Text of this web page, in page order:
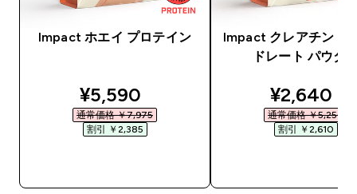
Impact ホエイ プロテイン
discounted price
¥5,590‎
通常価格 ￥7,975‎
割引 ￥2,385‎
Impact クレアチン モ
ドレート パウダ
¥2,640‎
通常価格 ￥5,250‎
割引 ￥2,610‎